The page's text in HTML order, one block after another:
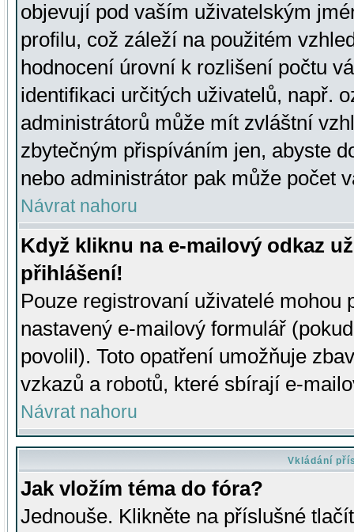
objevují pod vaším uživatelským
profilu, což záleží na použitém
hodnocení úrovní k rozlišení počtu
identifikaci určitých uživatelů, např.
administrátorů může mít zvláštní
zbytečným přispíváním jen, abyste
nebo administrátor pak může počet
Návrat nahoru
Když kliknu na e-mailový odkaz
přihlášení!
Pouze registrovaní uživatelé mohou
nastavený e-mailový formulář
povolil). Toto opatření umožňuje
vzkazů a robotů, které sbírají e-
Návrat nahoru
Vkládání
Jak vložím téma do fóra?
Jednouše. Klikněte na příslušné